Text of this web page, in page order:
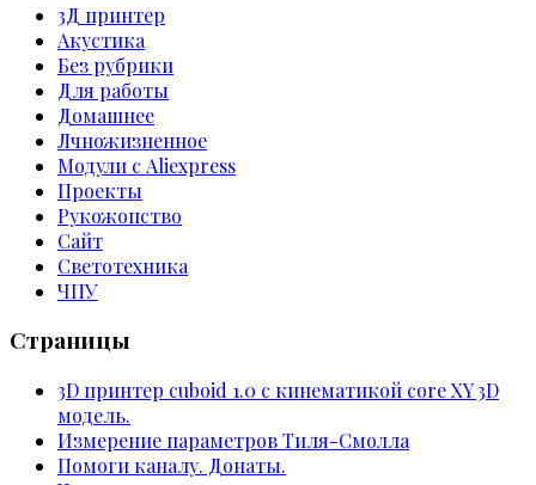
3Д принтер
Акустика
Без рубрики
Для работы
Домашнее
Лчножизненное
Модули с Aliexpress
Проекты
Рукожопство
Сайт
Светотехника
ЧПУ
Страницы
3D принтер cuboid 1.0 с кинематикой core XY 3D
модель.
Измерение параметров Тиля-Смолла
Помоги каналу. Донаты.